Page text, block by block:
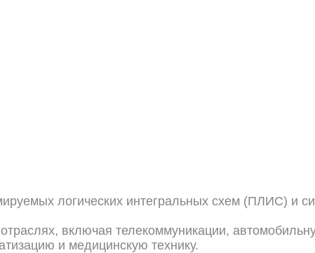
логических интегральных схем (ПЛИС) и
включая телекоммуникации,
и медицинскую технику.